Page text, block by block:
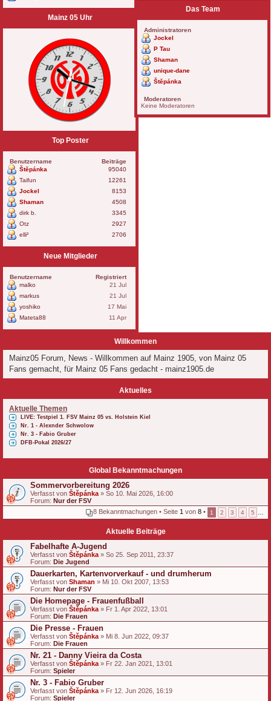
Willkommen
Mainz05 Forum, News - Willkommen auf Mainz 1905, von Mainz 05
Fans gemacht, für Mainz 05 Fans gedacht - mainz1905.de
Aktuelles
Aktuelle Themen
LIVE: Testpiel 1. FSV Mainz 05 vs. Holstein Kiel
Nr. 1 - Alexnder Schwolow
Nr. 3 - Fabio Gruber
DFB-Pokal 2026/27
Global Bekanntmachungen
Sommervorbereitung 2026
Verfasst von Štěpánka » So 10. Mai 2026, 16:00
Forum: Nur der FSV
8 Bekanntmachungen • Seite 1 von 8 • 1 2 3 4 5
Aktuelle Beiträge
Fabelhafte A-Jugend
Verfasst von Štěpánka » So 25. Sep 2011, 23:37
Forum: Die Jugend
Dauerkarten, Kartenvorverkauf - und drumherum
Verfasst von Shaman » Mi 10. Okt 2007, 13:53
Forum: Nur der FSV
Die Homepage - Frauenfußball
Verfasst von Štěpánka » Fr 1. Apr 2022, 13:01
Forum: Die Frauen
Die Presse - Frauen
Verfasst von Štěpánka » Mi 8. Jun 2022, 09:37
Forum: Die Frauen
Nr. 21 - Danny Vieira da Costa
Verfasst von Štěpánka » Fr 22. Jan 2021, 13:01
Forum: Spieler
Nr. 3 - Fabio Gruber
Verfasst von Štěpánka » Fr 12. Jun 2026, 16:19
Forum: Spieler
Mainz 05 Uhr
Top Poster
Benutzername
Beiträge
Štěpánka
95040
Taifun
12261
Jockel
8153
Shaman
4508
dirk b.
3345
Otz
2927
elli²
2706
Neue Mitglieder
Benutzername
Registriert
malko
21 Jul
markus
21 Jul
yoshiko
17 Mai
Mateta88
11 Apr
Das Team
Administratoren
Jockel
P Tau
Shaman
unique-dane
Štěpánka
Moderatoren
Keine Moderatoren